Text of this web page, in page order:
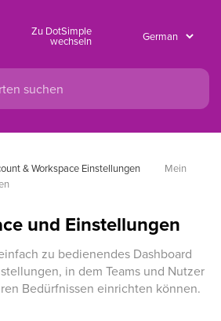
Zu DotSimple
wechseln
& Workspace Einstellungen
Mein
und Einstellungen
zu bedienendes Dashboard
in dem Teams und Nutzer
Bedürfnissen einrichten können.